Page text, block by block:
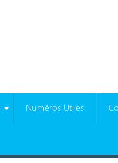
Numéros Utiles